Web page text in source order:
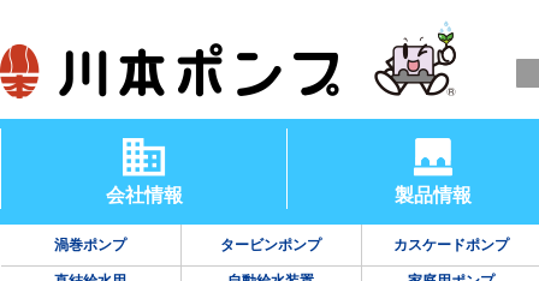
会社情報 製品情報
渦巻ポンプ タービンポンプ カスケードポンプ